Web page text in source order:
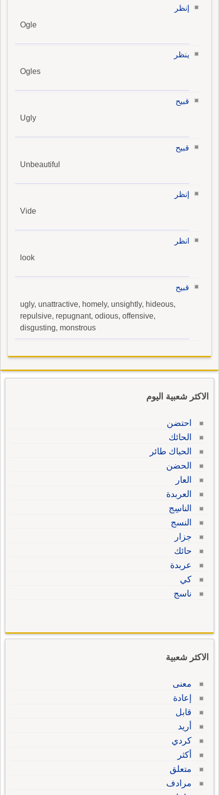
إنظر
Ogle
ينظر
Ogles
قبيح
Ugly
قبيح
Unbeautiful
إنظر
Vide
انظر
look
قبيح
ugly, unattractive, homely, unsightly, hideous,
repulsive, repugnant, odious, offensive,
disgusting, monstrous
الاكثر شعبية اليوم
احتضن
الحائك
الحباك طائر
الحضن
العار
العربدة
الناسِج
النسج
جزار
حائك
عربدة
كي
ناسج
الاكثر شعبية
معنى
إعادة
قابل
أريد
كردي
أكثر
متعلق
مرادف